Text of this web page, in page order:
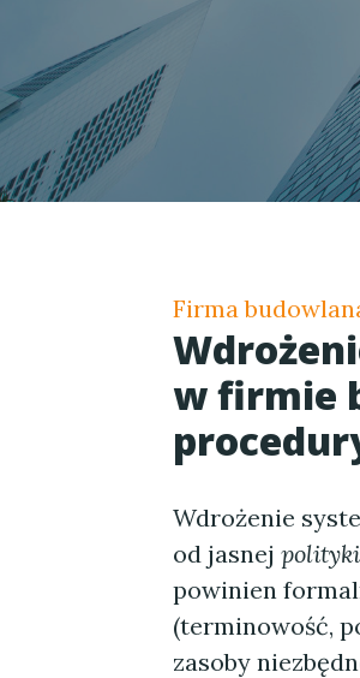
Firma
w firmie
Wdrożenie
od jasnej
powinien
(terminowość,
zasoby